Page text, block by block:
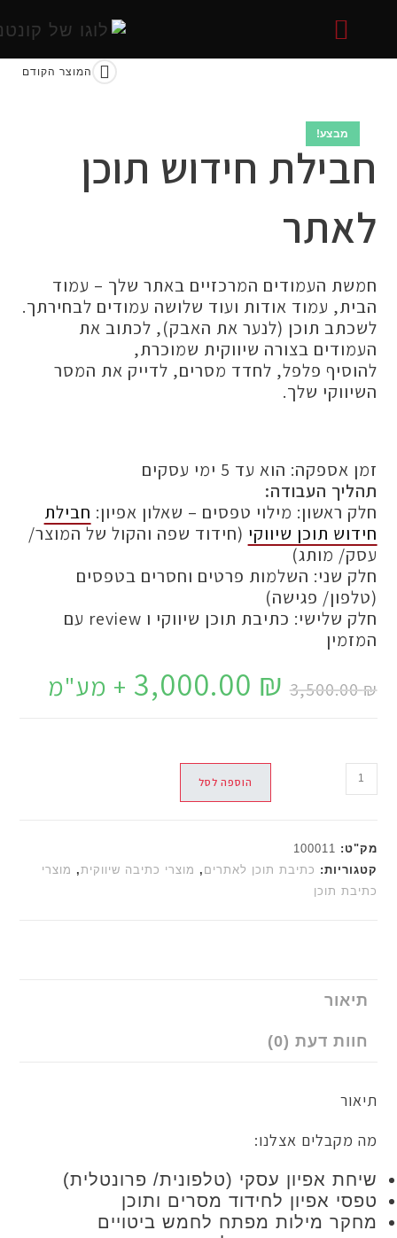
המוצר הקודם
חידוש תוכן
העמודים המרכזיים באתר שלך – עמוד
עמוד אודות ועוד שלושה עמודים לבחירתך.
תוכן (לנער את האבק), לכתוב את
בצורה שיווקית שמוכרת,
פלפל, לחדד מסרים, לדייק את המסר
שלך.
הוא עד 5 ימי עסקים
העבודה:
מילוי טפסים – שאלון אפיון: חבילת
תוכן שיווקי(חידוד שפה והקול של המוצר/
מותג)
השלמות פרטים וחסרים בטפסים
פגישה)
חלק שלישי: כתיבת תוכן שיווקי ו review עם
3,000.00₪ + מע"מ
הוספה לסל
100011
כתיבת תוכן לאתרים,מוצרי כתיבה שיווקית, מוצרי
תוכן
דעת (0)
אצלנו:
אפיון עסקי (טלפונית/ פרונטלית)
אפיון לחידוד מסרים ותוכן
מילות מפתח לחמש ביטויים